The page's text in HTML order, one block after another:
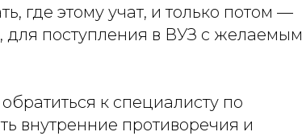
где этому учат, и только потом —
поступления в ВУЗ с желаемым
к специалисту по
внутренние противоречия и